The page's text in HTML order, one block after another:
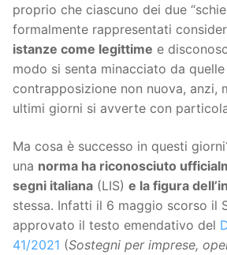
proprio che ciascuno dei due
formalmente rappresentati
istanze come legittime e
modo si senta minacciato da
contrapposizione non nuova, anzi,
ultimi giorni si avverte con
Ma cosa è successo in questi
una norma ha riconosciuto
segni italiana (LIS) e la figura
stessa. Infatti il 6 maggio scorso il
approvato il testo emendativo del
41/2021 (Sostegni per imprese,